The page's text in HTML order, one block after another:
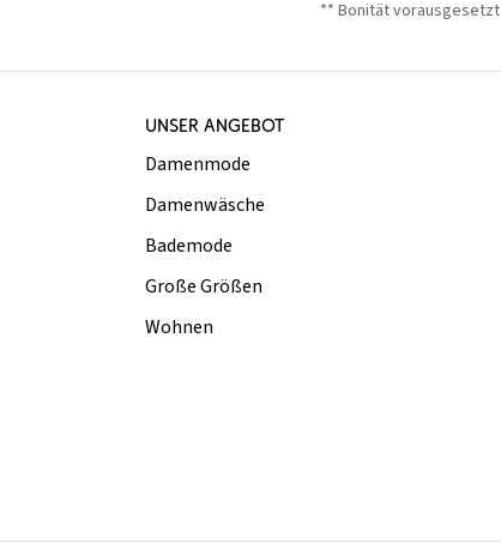
** Bonität vorausgesetzt
UNSER ANGEBOT
Damenmode
Damenwäsche
Bademode
Große Größen
Wohnen